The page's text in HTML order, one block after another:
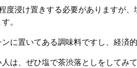
度浸け置きする必要がありますが
。
に置いてある調味料ですし、経済
は、ぜひ塩で茶渋落としをしてみ